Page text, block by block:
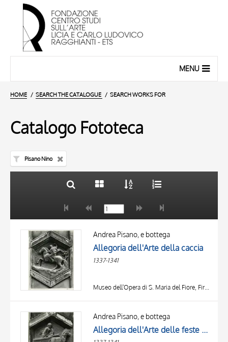
MENU
HOME SEARCH THE CATALOGUE SEARCH WORKS FOR
Catalogo Fototeca
Pisano Nino
AUTHOR
LOCATION
20 RESULTS
Andrea Pisano, e bottega
Allegoria dell'Arte della caccia
1337-1341
Museo dell'Opera di S. Maria del Fiore, Firenze
Andrea Pisano, e bottega
Allegoria dell'Arte delle feste e degli spettacoli